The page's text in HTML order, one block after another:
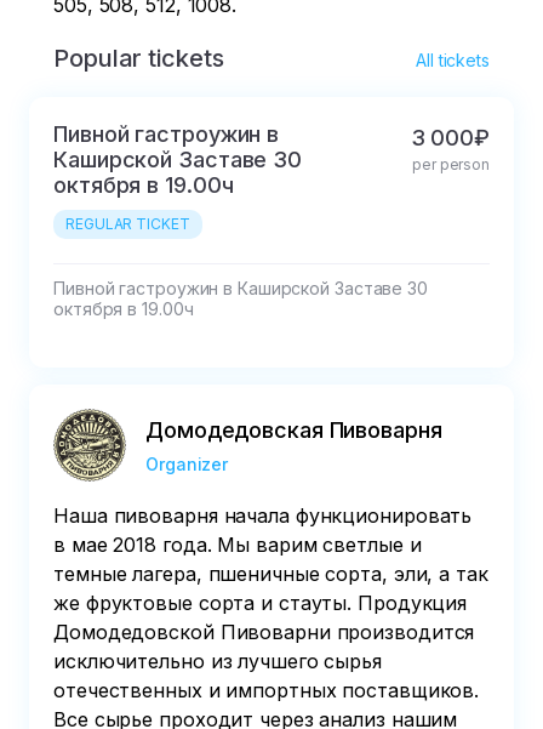
505, 508, 512, 1008.
Popular tickets All tickets
Пивной гастроужин в
Каширской Заставе 30
октября в 19.00ч
REGULAR TICKET
3 000₽
per person
Пивной гастроужин в Каширской Заставе 30
октября в 19.00ч
Домодедовская Пивоварня
Organizer
Наша пивоварня начала функционировать
в мае 2018 года. Мы варим светлые и
темные лагера, пшеничные сорта, эли, а так
же фруктовые сорта и стауты. Продукция
Домодедовской Пивоварни производится
исключительно из лучшего сырья
отечественных и импортных поставщиков.
Все сырье проходит через анализ нашим